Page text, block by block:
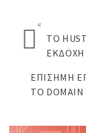
«
ΤΟ
ΕΚΔΟΧΉ
ΕΠΊΣΗΜΗ
ΤΟ DOMAIN